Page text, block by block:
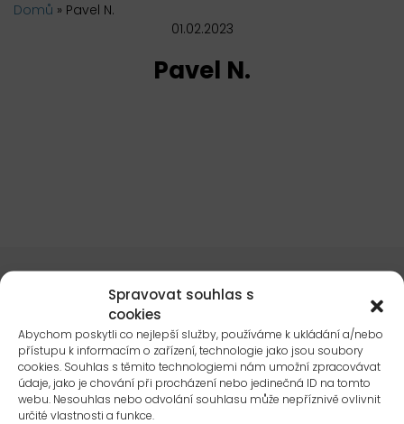
Spravovat souhlas s
cookies
Abychom poskytli co nejlepší služby, používáme k ukládání a/nebo
přístupu k informacím o zařízení, technologie jako jsou soubory
cookies. Souhlas s těmito technologiemi nám umožní zpracovávat
údaje, jako je chování při procházení nebo jedinečná ID na tomto
webu. Nesouhlas nebo odvolání souhlasu může nepříznivě ovlivnit
určité vlastnosti a funkce.
Domů » Pavel N.
01.02.2023
Pavel N.
Kontakty
+420 466 566 770
info@declima.cz